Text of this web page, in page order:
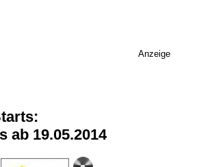
ab 19.05.2014
Anzeige